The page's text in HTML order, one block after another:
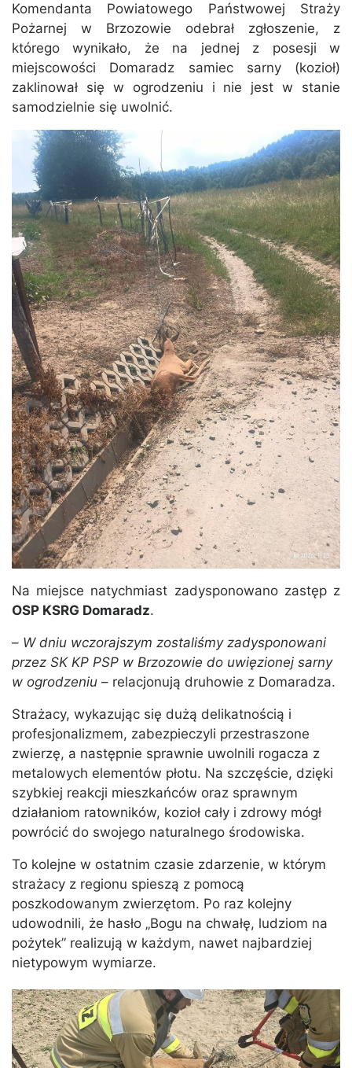
Komendanta Powiatowego Państwowej Straży
Pożarnej w Brzozowie odebrał zgłoszenie, z
którego wynikało, że na jednej z posesji w
miejscowości Domaradz samiec sarny (kozioł)
zaklinował się w ogrodzeniu i nie jest w stanie
samodzielnie się uwolnić.
Na miejsce natychmiast zadysponowano zastęp z
OSP KSRG Domaradz.
– W dniu wczorajszym zostaliśmy zadysponowani
przez SK KP PSP w Brzozowie do uwięzionej sarny
w ogrodzeniu – relacjonują druhowie z Domaradza.
Strażacy, wykazując się dużą delikatnością i
profesjonalizmem, zabezpieczyli przestraszone
zwierzę, a następnie sprawnie uwolnili rogacza z
metalowych elementów płotu. Na szczęście, dzięki
szybkiej reakcji mieszkańców oraz sprawnym
działaniom ratowników, kozioł cały i zdrowy mógł
powrócić do swojego naturalnego środowiska.
To kolejne w ostatnim czasie zdarzenie, w którym
strażacy z regionu spieszą z pomocą
poszkodowanym zwierzętom. Po raz kolejny
udowodnili, że hasło „Bogu na chwałę, ludziom na
pożytek” realizują w każdym, nawet najbardziej
nietypowym wymiarze.